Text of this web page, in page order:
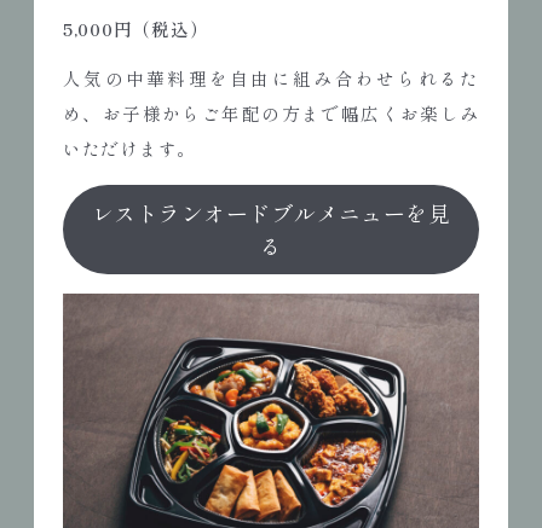
5,000円（税込）
人気の中華料理を自由に組み合わせられるた
め、お子様からご年配の方まで幅広くお楽しみ
いただけます。
レストランオードブルメニューを見
る